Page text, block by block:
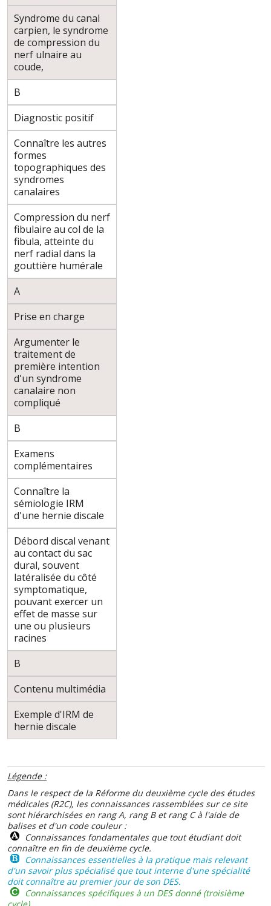
Syndrome du canal
carpien, le syndrome
de compression du
nerf ulnaire au
coude,
B
Diagnostic positif
Connaître les autres
formes
topographiques des
syndromes
canalaires
Compression du nerf
fibulaire au col de la
fibula, atteinte du
nerf radial dans la
gouttière humérale
A
Prise en charge
Argumenter le
traitement de
première intention
d'un syndrome
canalaire non
compliqué
B
Examens
complémentaires
Connaître la
sémiologie IRM
d'une hernie discale
Débord discal venant
au contact du sac
dural, souvent
latéralisée du côté
symptomatique,
pouvant exercer un
effet de masse sur
une ou plusieurs
racines
B
Contenu multimédia
Exemple d'IRM de
hernie discale
Légende :
Dans le respect de la Réforme du deuxième cycle des études
médicales (R2C), les connaissances rassemblées sur ce site
sont hiérarchisées en rang A, rang B et rang C à l'aide de
balises et d'un code couleur :
Connaissances fondamentales que tout étudiant doit
connaître en fin de deuxième cycle.
Connaissances essentielles à la pratique mais relevant
d'un savoir plus spécialisé que tout interne d'une spécialité
doit connaître au premier jour de son DES.
Connaissances spécifiques à un DES donné (troisième